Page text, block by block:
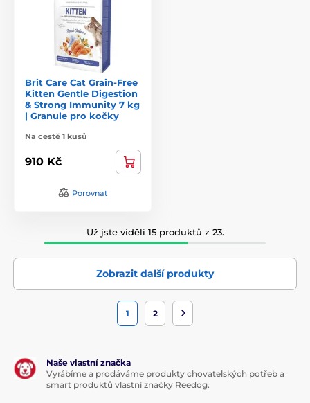
Brit Care Cat Grain-Free
Kitten Gentle Digestion
& Strong Immunity 7 kg
| Granule pro kočky
Na cestě 1 kusů
910 Kč
Porovnat
Už jste viděli 15 produktů z 23.
Zobrazit další produkty
1 2
Naše vlastní značka
Vyrábíme a prodáváme produkty chovatelských potřeb a
smart produktů vlastní značky Reedog.